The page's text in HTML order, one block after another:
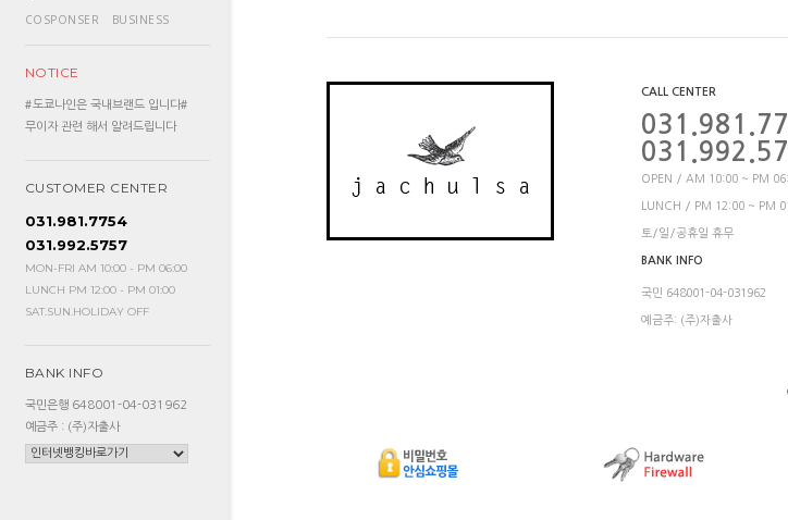
COSPONSER
BUSINESS
NOTICE
#도쿄나인은 국내브랜드 입니다#
무이자 관련 해서 알려드립니다
CUSTOMER CENTER
031.981.7754
031.992.5757
MON-FRI AM 10:00 - PM 06:00
LUNCH PM 12:00 - PM 01:00
SAT.SUN.HOLIDAY OFF
BANK INFO
국민은행 648001-04-031962
예금주 : (주)자출사
CALL CENTER
OPEN / AM 10:00 ~ PM
LUNCH / PM 12:00 ~ PM
토/일/공휴일 휴무
BANK INFO
국민 648001-04-031962
예금주: (주)자출사